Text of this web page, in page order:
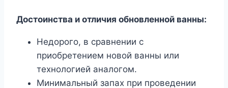
Достоинства и отличия обновленной ванны:
Недорого, в сравнении с
приобретением новой ванны или
технологией аналогом.
Минимальный запах при проведении